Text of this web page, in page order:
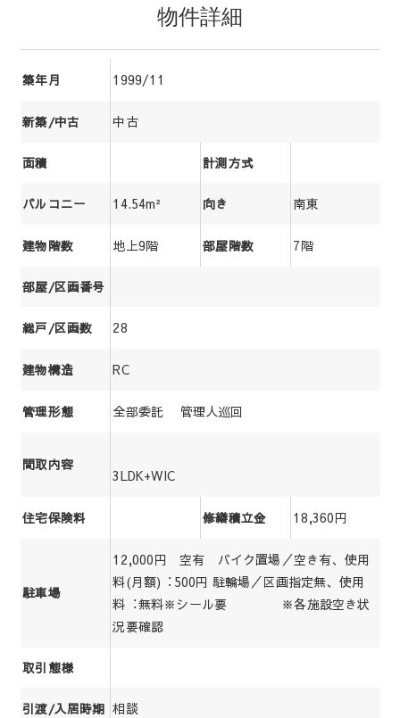
物件詳細
築年月 1999/11
新築/中古 中古
面積 計測方式
バルコニー 14.54m² 向き 南東
建物階数 地上9階 部屋階数 7階
部屋/区画番号
総戸/区画数 28
建物構造 RC
管理形態 全部委託 管理人巡回
間取内容
3LDK+WIC
住宅保険料 修繕積立金 18,360円
駐車場
12,000円 空有 バイク置場／空き有、使用
料(月額)︓500円 駐輪場／区画指定無、使用
料︓無料※シール要 ※各施設空き状
況要確認
取引態様
引渡/入居時期 相談